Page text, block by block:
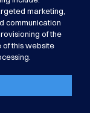
marketing,
communication
of the
of this website